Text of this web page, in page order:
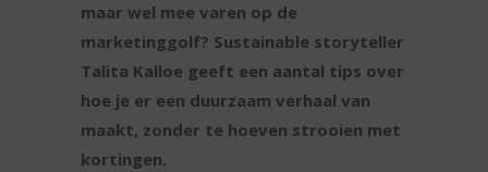
maar wel mee varen op de
marketinggolf? Sustainable storyteller
Talita Kalloe geeft een aantal tips over
hoe je er een duurzaam verhaal van
maakt, zonder te hoeven strooien met
kortingen.